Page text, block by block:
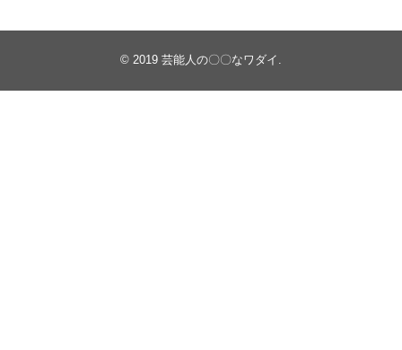
© 2019 芸能人の〇〇なワダイ